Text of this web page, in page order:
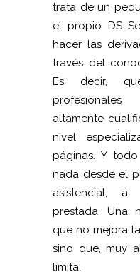
trata de un
el propio DS
hacer las
través del
Es decir,
profesionales
altamente
nivel
páginas. Y
nada desde el
asistencial, a
prestada. Una
que no mejora
sino que, muy
limita.